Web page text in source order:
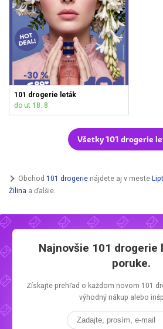
101 drogerie leták
do ut 18. 8.
Všetky 101 drogerie
Obchod 101 drogerie nájdete aj v meste
Žilina a ďalšie.
Najnovšie 101 drogerie
poruke.
Získajte prehľad o každom novom 101
výhodný nákup alebo